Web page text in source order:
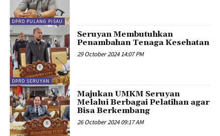
DPRD PULANG PISAU
DPRD SERUYAN
Seruyan Membutuhkan
Penambahan Tenaga Kesehatan
29 October 2024 14:07 PM
Majukan UMKM Seruyan
Melalui Berbagai Pelatihan agar
Bisa Berkembang
26 October 2024 09:17 AM